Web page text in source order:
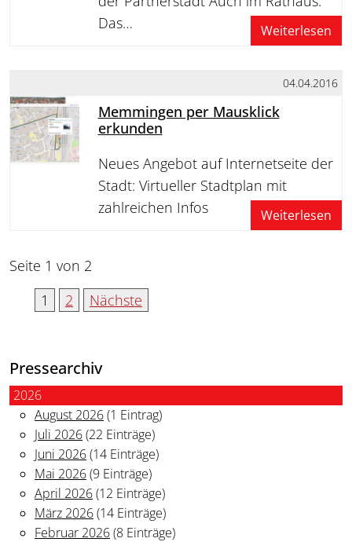
Das…
Weiterlesen
04.04.2016
Memmingen per Mausklick
erkunden
Neues Angebot auf Internetseite der
Stadt: Virtueller Stadtplan mit
zahlreichen Infos
Weiterlesen
Seite 1 von 2
1
2 Nächste
Pressearchiv
2026
August 2026(1 Eintrag)
Juli 2026(22 Einträge)
Juni 2026(14 Einträge)
Mai 2026(9 Einträge)
April 2026(12 Einträge)
März 2026(14 Einträge)
Februar 2026(8 Einträge)